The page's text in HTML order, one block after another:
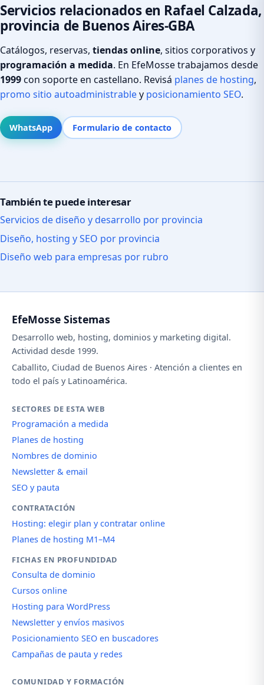
Servicios relacionados en Rafael Calzada,
provincia de Buenos Aires-GBA
Catálogos, reservas, tiendas online, sitios corporativos y
programación a medida. En EfeMosse trabajamos desde
1999con soporte en castellano. Revisá planes de hosting,
promo sitio autoadministrabley posicionamiento SEO.
WhatsApp Formulario de contacto
También te puede interesar
Servicios de diseño y desarrollo por provincia
Diseño, hosting y SEO por provincia
Diseño web para empresas por rubro
EfeMosse Sistemas
Desarrollo web, hosting, dominios y marketing digital.
Actividad desde 1999.
Caballito, Ciudad de Buenos Aires · Atención a clientes en
todo el país y Latinoamérica.
SECTORES DE ESTA WEB
Programación a medida
Planes de hosting
Nombres de dominio
Newsletter & email
SEO y pauta
CONTRATACIÓN
Hosting: elegir plan y contratar online
Planes de hosting M1–M4
FICHAS EN PROFUNDIDAD
Consulta de dominio
Cursos online
Hosting para WordPress
Newsletter y envíos masivos
Posicionamiento SEO en buscadores
Campañas de pauta y redes
COMUNIDAD Y FORMACIÓN